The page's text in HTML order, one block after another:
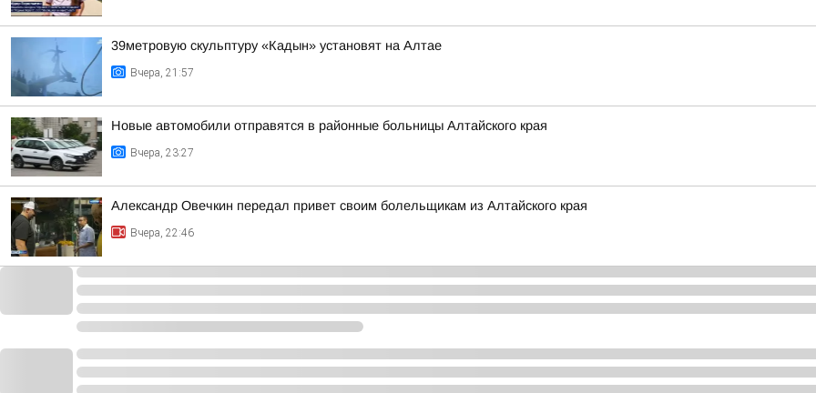
39метровую скульптуру «Кадын» установят на Алтае
Вчера, 21:57
Новые автомобили отправятся в районные больницы Алтайского края
Вчера, 23:27
Александр Овечкин передал привет своим болельщикам из Алтайского края
Вчера, 22:46